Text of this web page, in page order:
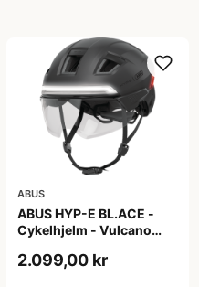
ABUS
ABUS HYP-E BL.ACE -
Cykelhjelm - Vulcano
2.099,00 kr